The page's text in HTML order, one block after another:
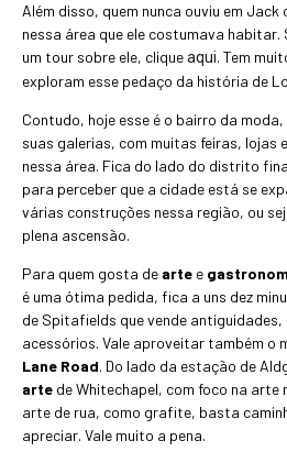
Além disso, quem nunca ouviu em
nessa área que ele costumava habitar.
um tour sobre ele, cliqueaqui. Tem
exploram esse pedaço da história de
Contudo, hoje esse é o bairro da
suas galerias, com muitas feiras, lojas
nessa área. Fica do lado do distrito
para perceber que a cidade está se
várias construções nessa região, ou
plena ascensão.
Para quem gosta dearte e
é uma ótima pedida, fica a uns dez
de Spitafields que vende
acessórios. Vale aproveitar também o
Lane Road. Do lado da estação de
arte de Whitechapel, com foco na arte
arte de rua, como grafite, basta
apreciar. Vale muito a pena.